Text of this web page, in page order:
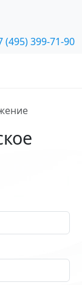
(495) 399-71-90